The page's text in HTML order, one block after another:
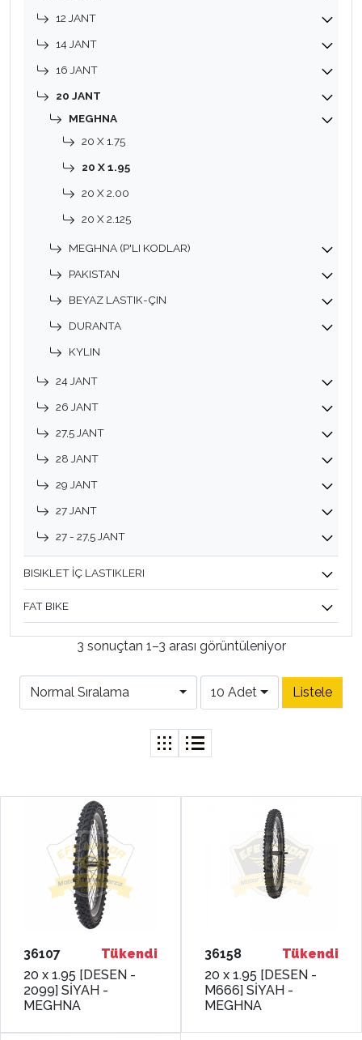
12 JANT
14 JANT
16 JANT
20 JANT
MEGHNA
20 X 1.75
20 X 1.95
20 X 2.00
20 X 2.125
MEGHNA (P'LI KODLAR)
PAKISTAN
BEYAZ LASTIK-ÇIN
DURANTA
KYLIN
24 JANT
26 JANT
27,5 JANT
28 JANT
29 JANT
27 JANT
27 - 27,5 JANT
BISIKLET İÇ LASTIKLERI
FAT BIKE
3 sonuçtan 1–3 arası görüntüleniyor
Normal Sıralama 10 Adet
36107
Tükendi
20 x 1.95 [DESEN -
2099] SİYAH -
MEGHNA
36158
Tükendi
20 x 1.95 [DESEN -
M666] SİYAH -
MEGHNA